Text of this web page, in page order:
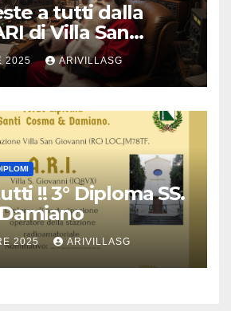
a tutti dalla
di Villa San
2025 ARIVILLASG
!! 3° Diploma SS.
2025 ARIVILLASG